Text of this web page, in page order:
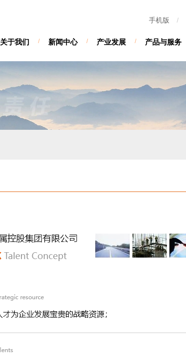
手机版 /
关于我们 / 新闻中心 / 产业发展 / 产品与服务